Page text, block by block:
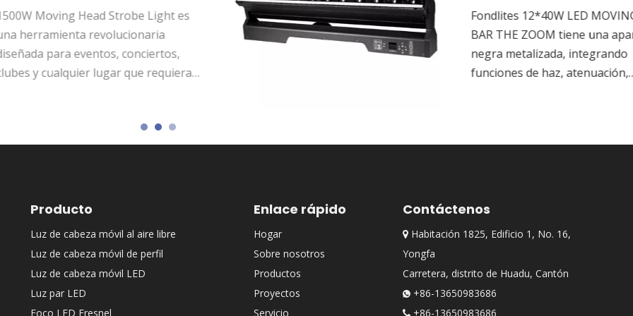
12 Uds.,
Fondlites 12*40W LED MOVING BEAM
BAR THE ZOOM tiene una apariencia
negra metalizada, integrando
funciones de haz, atenuación,
colores brillantes y completos y una
distribución uniforme de los puntos de
Producto
Luz de cabeza móvil al aire libre
Luz de cabeza móvil de perfil
Luz de cabeza móvil LED
Luz par LED
Foco LED Fresnel
Enlace rápido
Hogar
Sobre nosotros
Productos
Proyectos
Servicio
Contáctenos
Habitación 1825, Edificio 1, No. 16,
Yongfa
Carretera, distrito de Huadu, Cantón
+86-13650983686
+86-13650983686